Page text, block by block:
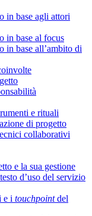
in base agli attori
in base al focus
in base all’ambito di
e rituali
di progetto
collaborativi
e la sua gestione
d’uso del servizio
e i touchpointdel